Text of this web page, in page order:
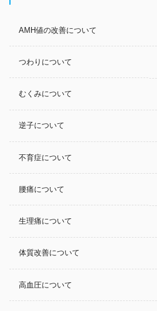
AMH値の改善について
つわりについて
むくみについて
逆子について
不育症について
腰痛について
生理痛について
体質改善について
高血圧について